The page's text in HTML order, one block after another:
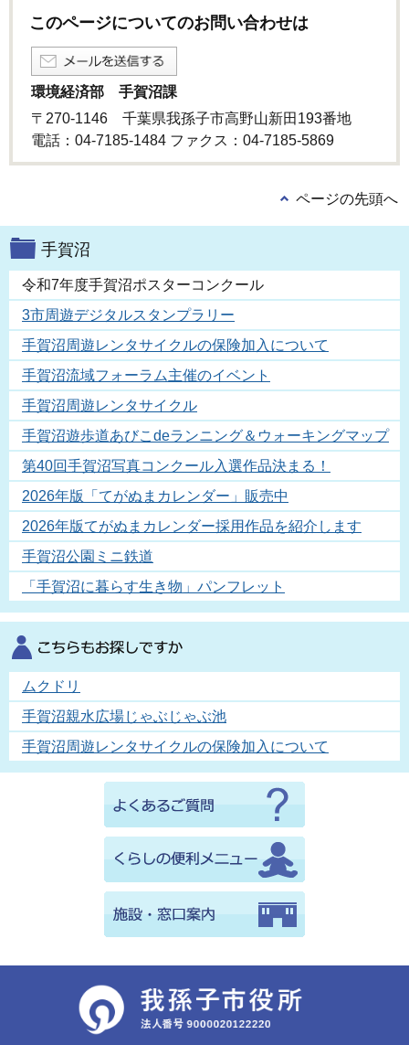
このページについてのお問い合わせは
環境経済部 手賀沼課
〒270-1146 千葉県我孫子市高野山新田193番地
電話：04-7185-1484 ファクス：04-7185-5869
ページの先頭へ
手賀沼
令和7年度手賀沼ポスターコンクール
3市周遊デジタルスタンプラリー
手賀沼周遊レンタサイクルの保険加入について
手賀沼流域フォーラム主催のイベント
手賀沼周遊レンタサイクル
手賀沼遊歩道あびこdeランニング＆ウォーキングマップ
第40回手賀沼写真コンクール入選作品決まる！
2026年版「てがぬまカレンダー」販売中
2026年版てがぬまカレンダー採用作品を紹介します
手賀沼公園ミニ鉄道
「手賀沼に暮らす生き物」パンフレット
ムクドリ
手賀沼親水広場じゃぶじゃぶ池
手賀沼周遊レンタサイクルの保険加入について